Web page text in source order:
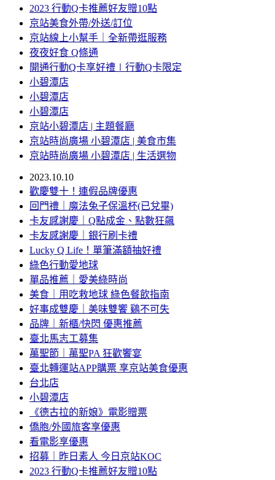
2023 行動Q卡推薦好友贈10點
京站美食外帶/外送/訂位
京站線上小幫手｜全新帶逛服務
夜夜好食 Q條通
開通行動Q卡享好禮∣行動Q卡限定
小碧潭店
小碧潭店
小碧潭店
京站小碧潭店 | 主題餐廳
京站時尚廣場 小碧潭店 | 美食市集
京站時尚廣場 小碧潭店 | 生活選物
2023.10.10
歡慶雙十！連假品牌優惠
回門禮｜魔法兔子保溫杯(已兌畢)
卡友感謝慶｜Q點成金、點數狂飆
卡友感謝慶｜銀行刷卡禮
Lucky Q Life！單筆滿額抽好禮
綠色行動愛地球
單品推薦｜愛美綠時尚
美食｜用吃救地球 綠色餐飲指南
好事成雙慶｜美味雙饗 鷄不可失
品牌｜新櫃/快閃 優惠推薦
臺北馬志工募集
萬聖節｜萬聖PA 狂歡饗宴
臺北轉運站APP購票 享京站美食優惠
台北店
小碧潭店
《德古拉的新娘》電影贈票
僑胞/外國旅客享優惠
看電影享優惠
招募｜昨日素人 今日京站KOC
2023 行動Q卡推薦好友贈10點